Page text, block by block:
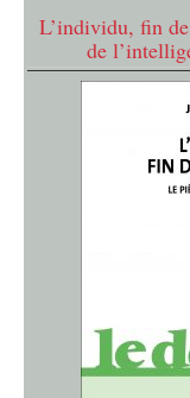
L’individu, fin
de